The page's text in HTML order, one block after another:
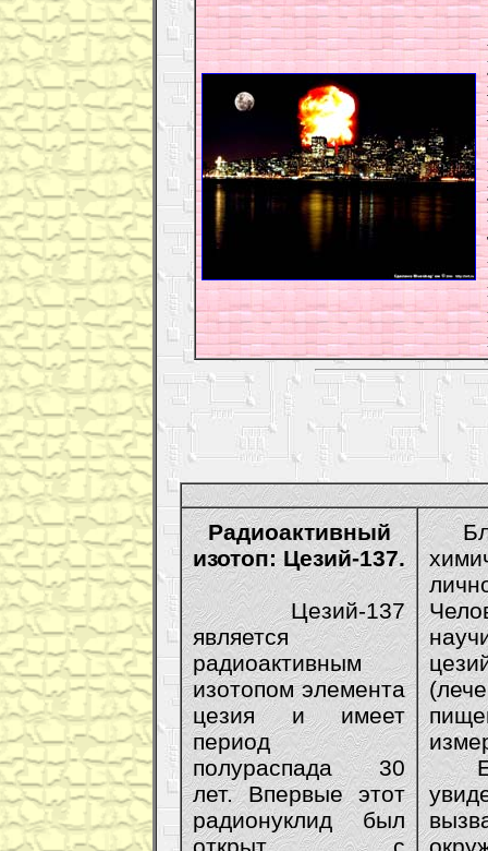
Радиоактивный
изотоп: Цезий-137.
Цезий-137
является
радиоактивным
изотопом элемента
цезия и имеет
период
полураспада 30
лет. Впервые этот
радионуклид был